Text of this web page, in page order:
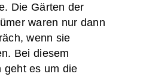
Die Gärten der
waren nur dann
wenn sie
Bei diesem
geht es um die